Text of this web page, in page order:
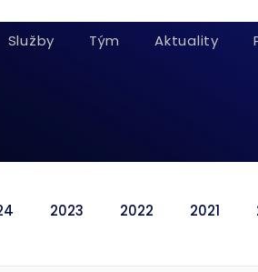
Služby Tým Aktuality
2023 2022 2021